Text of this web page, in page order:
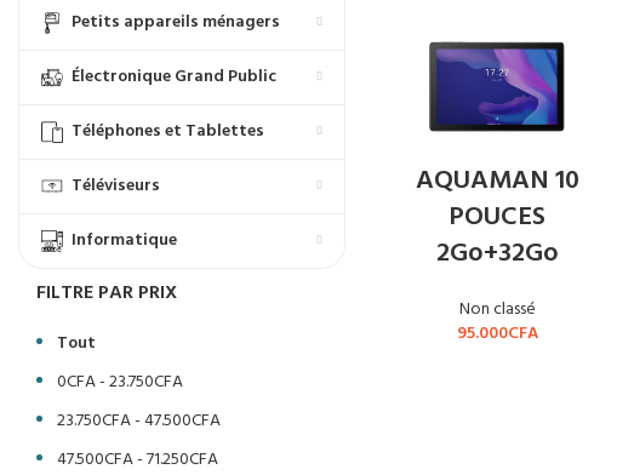
Petits appareils ménagers
Électronique Grand Public
Téléphones et Tablettes
Téléviseurs
Informatique
FILTRE PAR PRIX
Tout
0CFA-23.750CFA
23.750CFA-47.500CFA
47.500CFA-71.250CFA
AQUAMAN 10
POUCES
2Go+32Go
Non classé
95.000CFA